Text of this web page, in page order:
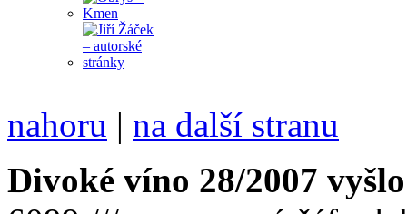
nahoru | na další stranu
Divoké víno 28/2007